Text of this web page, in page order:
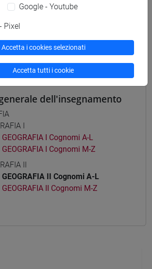
II [FT0093]
dell'insegnamento
I
GEOGRAFIA I Cognomi A-L
GEOGRAFIA I Cognomi M-Z
II
GEOGRAFIA II Cognomi A-L
GEOGRAFIA II Cognomi M-Z
Google - Youtube
Pixel
Accetta i cookies selezionati
Accetta tutti i cookie